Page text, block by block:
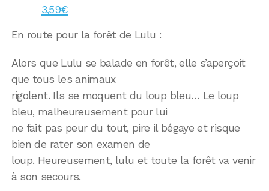
3,59€
En route pour la forêt de Lulu :
Alors que Lulu se balade en forêt, elle s’aperçoit
que tous les animaux
rigolent. Ils se moquent du loup bleu… Le loup
bleu, malheureusement pour lui
ne fait pas peur du tout, pire il bégaye et risque
bien de rater son examen de
loup. Heureusement, lulu et toute la forêt va venir
à son secours.